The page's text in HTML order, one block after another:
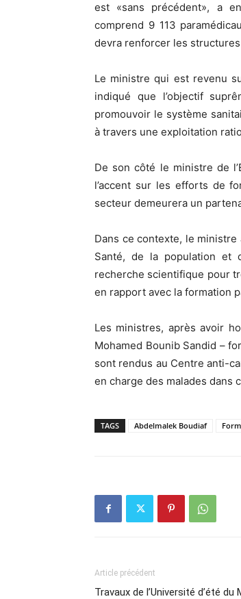
est «sans précédent», a
comprend 9 113
devra renforcer les
Le ministre qui est revenu
indiqué que l’objectif
promouvoir le système
à travers une exploitation
De son côté le ministre de
l’accent sur les efforts de
secteur demeurera un
Dans ce contexte, le
Santé, de la population et
recherche scientifique pour
en rapport avec la formation
Les ministres, après avoir
Mohamed Bounib Sandid –
sont rendus au Centre anti-
en charge des malades dans
TAGS Abdelmalek Boudiaf
Article précédent
Travaux de l’Université d’été du